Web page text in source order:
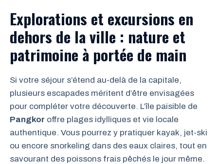
Explorations et excursions en
dehors de la ville : nature et
patrimoine à portée de main
Si votre séjour s’étend au-delà de la capitale,
plusieurs escapades méritent d’être envisagées
pour compléter votre découverte. L’île paisible de
Pangkor offre plages idylliques et vie locale
authentique. Vous pourrez y pratiquer kayak, jet-ski
ou encore snorkeling dans des eaux claires, tout en
savourant des poissons frais pêchés le jour même.